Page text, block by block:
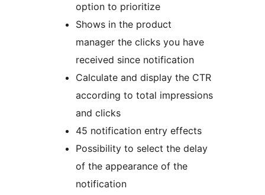
option to prioritize
Shows in the product
manager the clicks you have
received since notification
Calculate and display the CTR
according to total impressions
and clicks
45 notification entry effects
Possibility to select the delay
of the appearance of the
notification